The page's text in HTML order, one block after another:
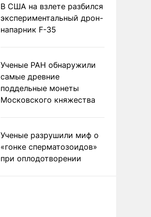
В США на взлете разбился
экспериментальный дрон-
напарник F-35
Ученые РАН обнаружили
самые древние
поддельные монеты
Московского княжества
Ученые разрушили миф о
«гонке сперматозоидов»
при оплодотворении